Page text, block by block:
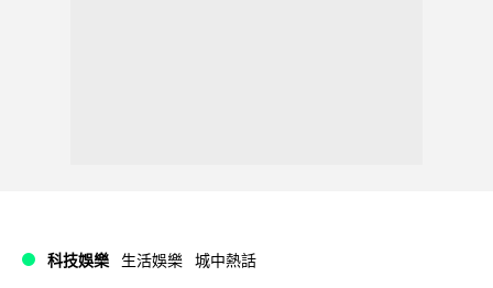
科技娛樂 生活娛樂 城中熱話